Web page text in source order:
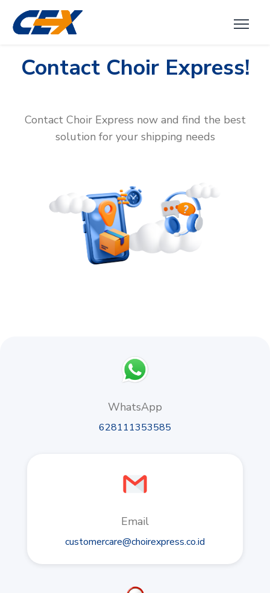
Contact Choir Express!
Contact Choir Express now and find the best
solution for your shipping needs
WhatsApp
628111353585
Email
customercare@choirexpress.co.id